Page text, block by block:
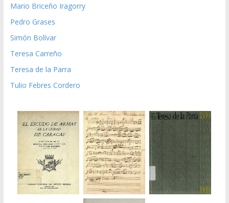
Mario Briceño Iragorry
Pedro Grases
Simón Bolívar
Teresa Carreño
Teresa de la Parra
Tulio Febres Cordero